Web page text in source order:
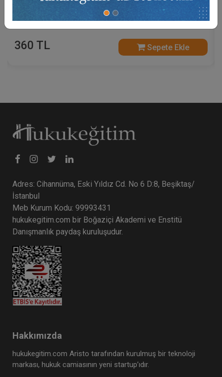
Sosyal Güvenlik Hukuku - V. İş Hukuku Kongresi -
IV. Oturum Video Kaydı
360 TL Sepete Ekle
Adres: Cihannüma, Eski Yıldız Cd. No 6 D:8, Beşiktaş/
İstanbul
Meb Kurum Kodu: 99993431
hukukegitim.com bir Boğaziçi Akademi ve Enstitü
Danışmanlık paydaş kuruluşudur.
Hakkımızda
hukukegitim.com Aristo tarafından kurulmuş bir teknoloji
markası, hukuk camiasının yeni startup’ıdır.